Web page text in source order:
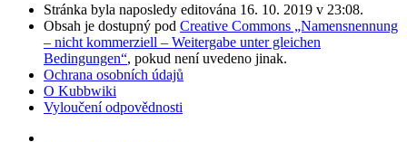
Stránka byla naposledy editována 16. 10. 2019 v 23:08.
Obsah je dostupný pod Creative Commons „Namensnennung
– nicht kommerziell – Weitergabe unter gleichen
Bedingungen“, pokud není uvedeno jinak.
Ochrana osobních údajů
O Kubbwiki
Vyloučení odpovědnosti